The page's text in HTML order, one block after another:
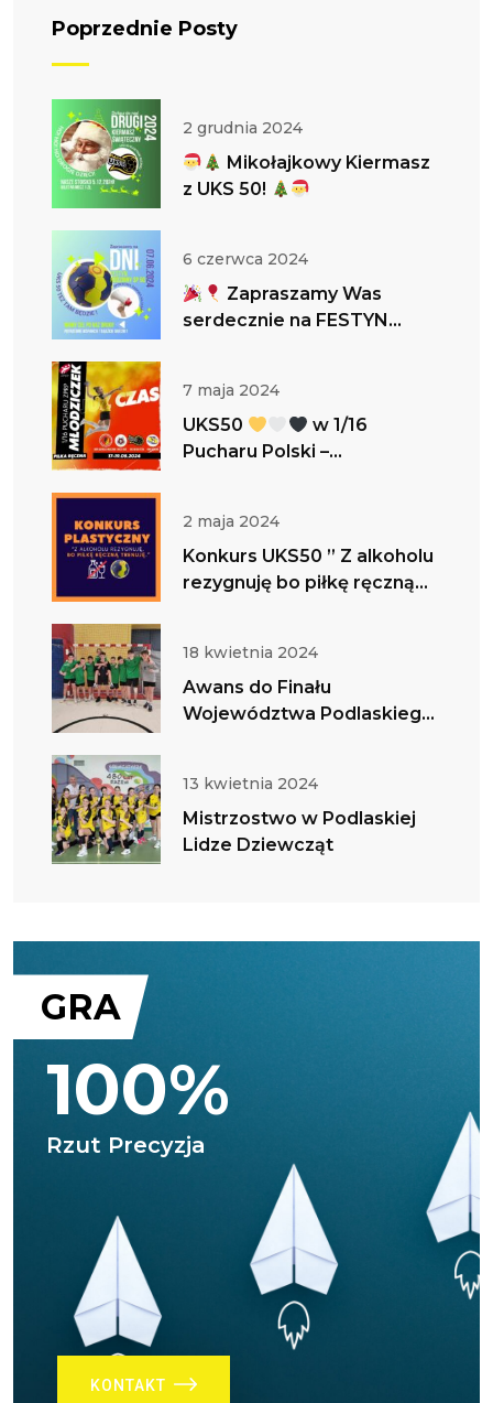
Poprzednie Posty
2 grudnia 2024
Mikołajkowy Kiermasz
z UKS 50!
6 czerwca 2024
Zapraszamy Was
serdecznie na FESTYN
7 maja 2024
UKS50
w 1/16
Pucharu Polski –
2 maja 2024
Konkurs UKS50 ” Z alkoholu
rezygnuję bo piłkę ręczną
18 kwietnia 2024
Awans do Finału
Województwa Podlaskiego
13 kwietnia 2024
Mistrzostwo w Podlaskiej
Lidze Dziewcząt
GRA
100%
Rzut Precyzja
KONTAKT